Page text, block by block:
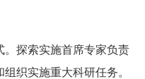
探索实施首席专家负责
织实施重大科研任务。